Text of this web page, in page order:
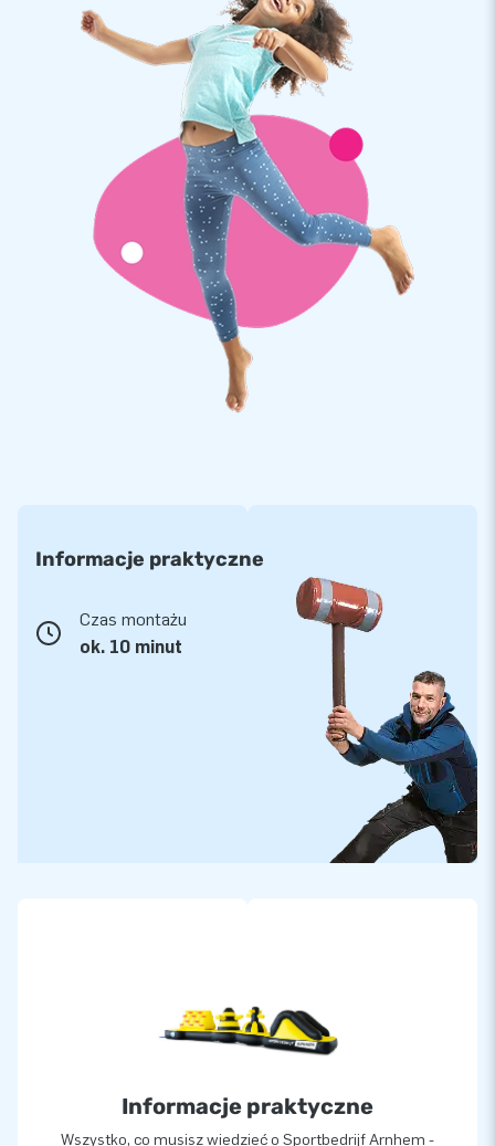
Informacje praktyczne
Czas montażu
ok. 10 minut
Informacje praktyczne
Wszystko, co musisz wiedzieć o Sportbedrijf Arnhem -